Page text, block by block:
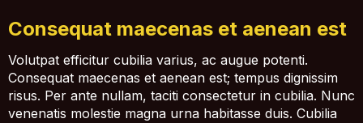
Consequat maecenas et aenean est
Volutpat efficitur cubilia varius, ac augue potenti.
Consequat maecenas et aenean est; tempus dignissim
risus. Per ante nullam, taciti consectetur in cubilia. Nunc
venenatis molestie magna urna habitasse duis. Cubilia